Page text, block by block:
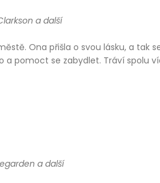
a další
Ona přišla o svou lásku, a tak
pomoct se zabydlet. Tráví spolu
a další